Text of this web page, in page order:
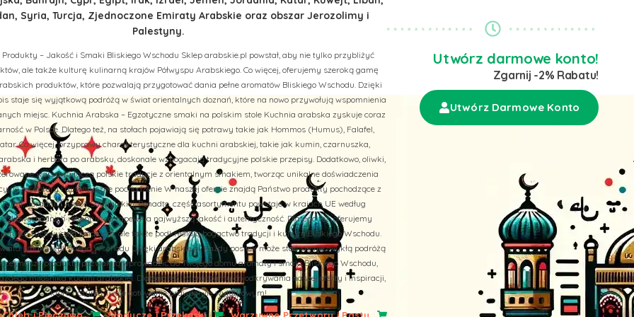
Syria, Turcja, Zjednoczone Emiraty Arabskie oraz obszar Jerozolimy i
Palestyny.
– Jakość i Smaki Bliskiego Wschodu Sklep arabskie.pl powstał, aby nie tylko przybliżyć
ale także kulturę kulinarną krajów Półwyspu Arabskiego. Co więcej, oferujemy szeroką gamę
produktów, które pozwalają przygotować dania pełne aromatów Bliskiego Wschodu. Dzięki
staje się wyjątkową podróżą w świat orientalnych doznań, które na nowo przywołują wspomnienia
miejsc. Kuchnia Arabska – Egzotyczne smaki na polskim stole Kuchnia arabska zyskuje coraz
w Polsce. Dlatego też, na stołach pojawiają się potrawy takie jak Hommos (Humus), Falafel,
Co więcej, przyprawy charakterystyczne dla kuchni arabskiej, takie jak kumin, czarnuszka,
i herbata po arabsku, doskonale wzbogacają tradycyjne polskie przepisy. Dodatkowo, oliwki,
warzywa łączą polskie tradycje z orientalnym smakiem, tworząc unikalne doświadczenia
receptury i autentyczne pochodzenie W naszej ofercie znajdą Państwo produkty pochodzące z
Jordanii i Arabii Saudyjskiej. Ponadto, część asortymentu powstaje w krajach UE według
receptur, co zapewnia najwyższą jakość i autentyczność. Dlatego też, oferujemy
tylko zachwycają smakiem, ale także podkreślają bogactwo tradycji i kultury Bliskiego Wschodu.
smaków Bliskiego Wschodu Dzięki arabskie.pl, każdy posiłek może stać się niezwykłą podróżą
nasze produkty pozwalają wprowadzić do Twojego domu aromaty i smaki Bliskiego Wschodu,
miłośnika kuchni arabskiej. Dlatego też, zapraszamy do odkrywania naszej oferty i inspiracji,
które uczynią Twoje gotowanie prawdziwie wyjątkowym!
Utwórz darmowe konto!
Zgarnij -2% Rabatu!
Utwórz Darmowe Konto